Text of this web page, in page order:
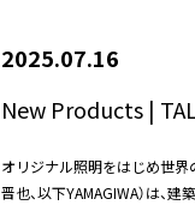
New Products |
2025.07.16
オリジナル照明をはじめ世界
晋也、以下YAMAGIWA）は、